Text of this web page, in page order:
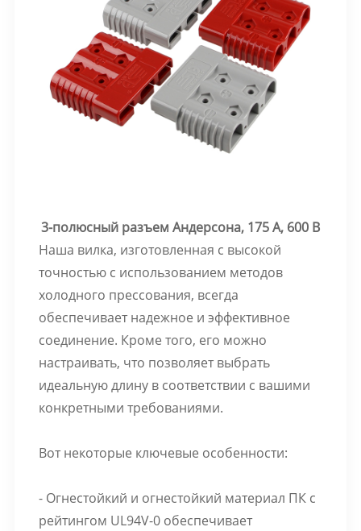
3-полюсный разъем Андерсона, 175 А, 600 В
Наша вилка, изготовленная с высокой
точностью с использованием методов
холодного прессования, всегда
обеспечивает надежное и эффективное
соединение. Кроме того, его можно
настраивать, что позволяет выбрать
идеальную длину в соответствии с вашими
конкретными требованиями.
Вот некоторые ключевые особенности:
- Огнестойкий и огнестойкий материал ПК с
рейтингом UL94V-0 обеспечивает